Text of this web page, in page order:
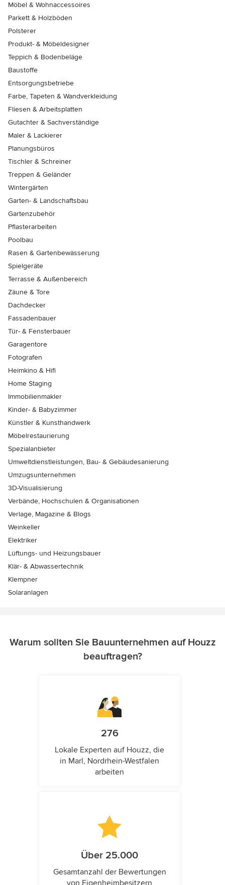
Möbel & Wohnaccessoires
Parkett & Holzböden
Polsterer
Produkt- & Möbeldesigner
Teppich & Bodenbeläge
Baustoffe
Entsorgungsbetriebe
Farbe, Tapeten & Wandverkleidung
Fliesen & Arbeitsplatten
Gutachter & Sachverständige
Maler & Lackierer
Planungsbüros
Tischler & Schreiner
Treppen & Geländer
Wintergärten
Garten- & Landschaftsbau
Gartenzubehör
Pflasterarbeiten
Poolbau
Rasen & Gartenbewässerung
Spielgeräte
Terrasse & Außenbereich
Zäune & Tore
Dachdecker
Fassadenbauer
Tür- & Fensterbauer
Garagentore
Fotografen
Heimkino & Hifi
Home Staging
Immobilienmakler
Kinder- & Babyzimmer
Künstler & Kunsthandwerk
Möbelrestaurierung
Spezialanbieter
Umweltdienstleistungen, Bau- & Gebäudesanierung
Umzugsunternehmen
3D-Visualisierung
Verbände, Hochschulen & Organisationen
Verlage, Magazine & Blogs
Weinkeller
Elektriker
Lüftungs- und Heizungsbauer
Klär- & Abwassertechnik
Klempner
Solaranlagen
Warum sollten Sie Bauunternehmen auf Houzz
beauftragen?
276
Lokale Experten auf Houzz, die
in Marl, Nordrhein-Westfalen
arbeiten
Über 25.000
Gesamtanzahl der Bewertungen